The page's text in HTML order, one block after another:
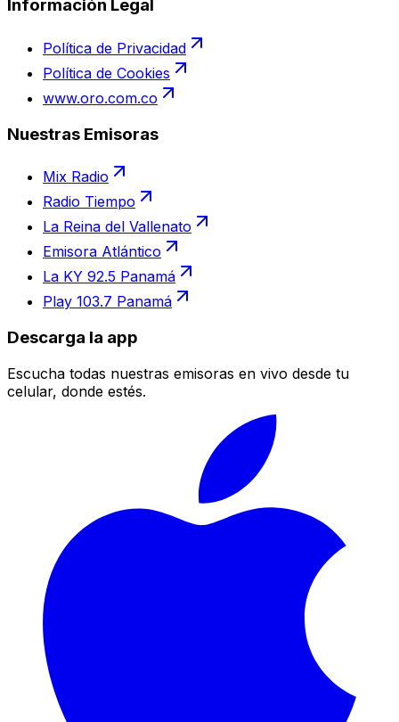
Información Legal
Política de Privacidad
Política de Cookies
www.oro.com.co
Nuestras Emisoras
Mix Radio
Radio Tiempo
La Reina del Vallenato
Emisora Atlántico
La KY 92.5 Panamá
Play 103.7 Panamá
Descarga la app
Escucha todas nuestras emisoras en vivo desde tu
celular, donde estés.